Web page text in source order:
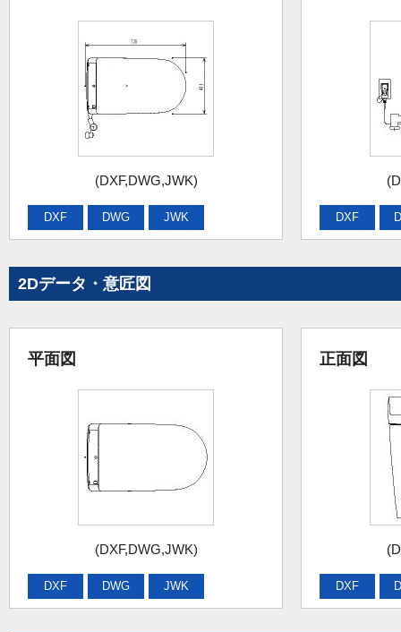
(DXF,DWG,JWK)
DXF DWG JWK DXF
2Dデータ・意匠図
平面図
(DXF,DWG,JWK)
DXF DWG JWK
正面図
DXF